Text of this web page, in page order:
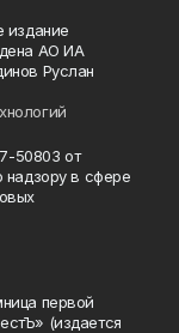
издание
АО ИА
Руслан
50803 от
надзору в сфере
первой
(издается